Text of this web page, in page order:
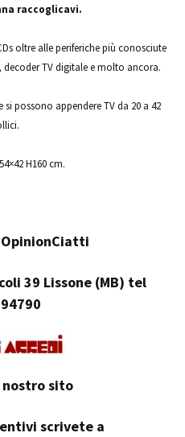
raccoglicavi.
oltre alle periferiche più conosciute
TV digitale e molto ancora.
possono appendere TV da 20 a 42
H160 cm.
39 Lissone (MB) tel
sito
scrivete a